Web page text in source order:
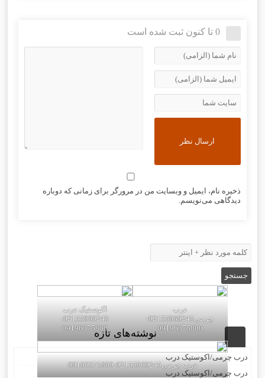
0 تا کنون ثبت شده است
ذخیره نام، ایمیل و وبسایت من در مرورگر برای زمانی که دوباره
دیدگاهی می‌نویسم.
درب
چرمی02155969245-
09196375800
اکوستیک درب
02155969245-
09196375800
درب چرمی02155969245-09196375800
نوشته‌های تازه
درب چرمی/اکوستیک درب
درب چرمی/اکوستیک درب